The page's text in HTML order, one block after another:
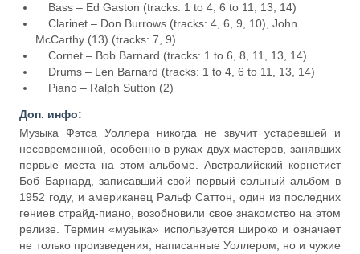
Bass – Ed Gaston (tracks: 1 to 4, 6 to 11, 13, 14)
Clarinet – Don Burrows (tracks: 4, 6, 9, 10), John
McCarthy (13) (tracks: 7, 9)
Cornet – Bob Barnard (tracks: 1 to 6, 8, 11, 13, 14)
Drums – Len Barnard (tracks: 1 to 4, 6 to 11, 13, 14)
Piano – Ralph Sutton (2)
Доп. инфо:
Музыка Фэтса Уоллера никогда не звучит устаревшей и
несовременной, особенно в руках двух мастеров, занявших
первые места на этом альбоме. Австралийский корнетист
Боб Барнард, записавший свой первый сольный альбом в
1952 году, и американец Ральф Саттон, один из последних
гениев страйд-пиано, возобновили свое знакомство на этом
релизе. Термин «музыка» используется широко и означает
не только произведения, написанные Уоллером, но и чужие